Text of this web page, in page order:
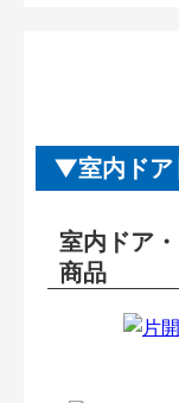
室内ドア
室内ドア
商品